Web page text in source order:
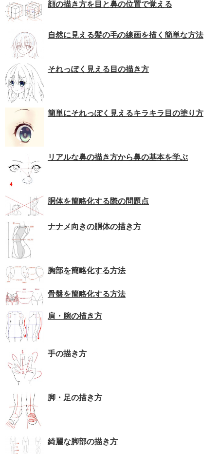
顔の描き方を目と鼻の位置で覚える
自然に見える髪の毛の線画を描く簡単な方法
それっぽく見える目の描き方
簡単にそれっぽく見えるキラキラ目の塗り方
リアルな鼻の描き方から鼻の基本を学ぶ
胴体を簡略化する際の問題点
ナナメ向きの胴体の描き方
胸部を簡略化する方法
骨盤を簡略化する方法
肩・腕の描き方
手の描き方
脚・足の描き方
綺麗な脚部の描き方